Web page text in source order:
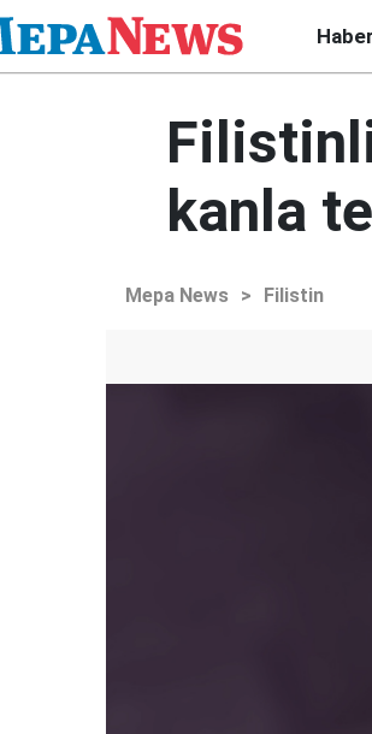
kanla
Mepa News > Filistin